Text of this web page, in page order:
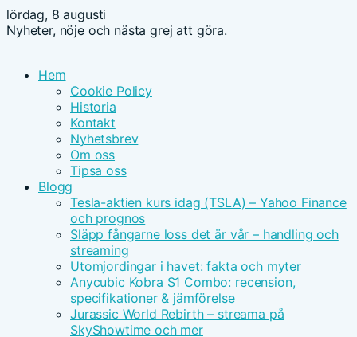
lördag, 8 augusti
Nyheter, nöje och nästa grej att göra.
Hem
Cookie Policy
Historia
Kontakt
Nyhetsbrev
Om oss
Tipsa oss
Blogg
Tesla-aktien kurs idag (TSLA) – Yahoo Finance
och prognos
Släpp fångarne loss det är vår – handling och
streaming
Utomjordingar i havet: fakta och myter
Anycubic Kobra S1 Combo: recension,
specifikationer & jämförelse
Jurassic World Rebirth – streama på
SkyShowtime och mer